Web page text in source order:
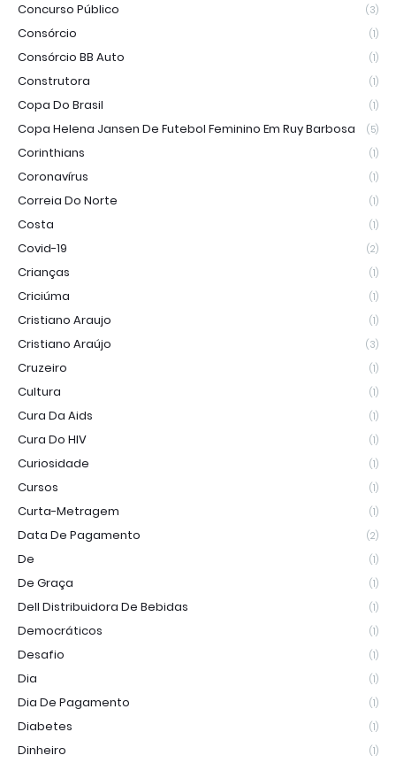
Concurso Público (3)
Consórcio (1)
Consórcio BB Auto (1)
Construtora (1)
Copa Do Brasil (1)
Copa Helena Jansen De Futebol Feminino Em Ruy Barbosa (5)
Corinthians (1)
Coronavírus (1)
Correia Do Norte (1)
Costa (1)
Covid-19 (2)
Crianças (1)
Criciúma (1)
Cristiano Araujo (1)
Cristiano Araújo (3)
Cruzeiro (1)
Cultura (1)
Cura Da Aids (1)
Cura Do HIV (1)
Curiosidade (1)
Cursos (1)
Curta-Metragem (1)
Data De Pagamento (2)
De (1)
De Graça (1)
Dell Distribuidora De Bebidas (1)
Democráticos (1)
Desafio (1)
Dia (1)
Dia De Pagamento (1)
Diabetes (1)
Dinheiro (1)